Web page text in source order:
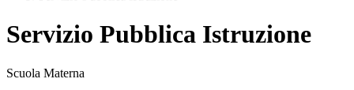
Servizio Pubblica Istruzione
Scuola Materna